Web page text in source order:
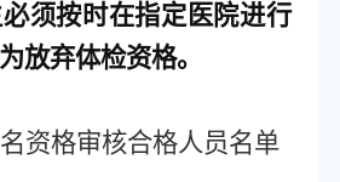
须按时在指定医院进行
放弃体检资格。
资格审核合格人员名单